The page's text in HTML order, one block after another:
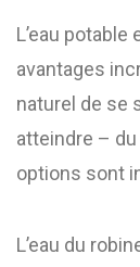
L’eau
avantages
naturel de se
atteindre –
options sont
L’eau du